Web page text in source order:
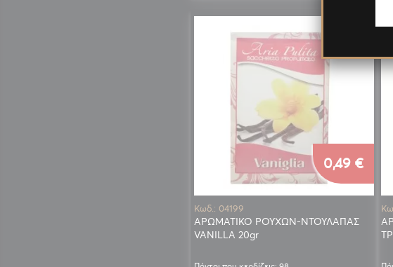
Κωδ.: 04199
ΑΡΩΜΑΤΙΚΟ ΡΟΥΧΩΝ-ΝΤΟΥΛΑΠΑΣ
VANILLA 20gr
0,49 €